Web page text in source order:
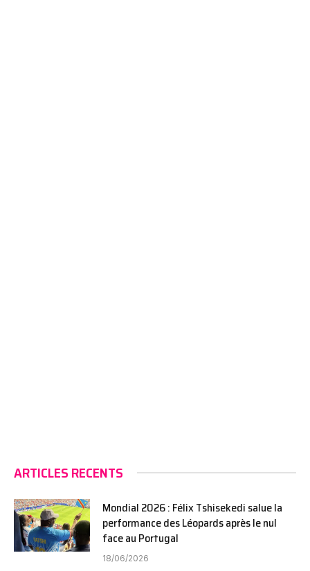
ARTICLES RECENTS
Mondial 2026 : Félix Tshisekedi salue la
performance des Léopards après le nul
face au Portugal
18/06/2026